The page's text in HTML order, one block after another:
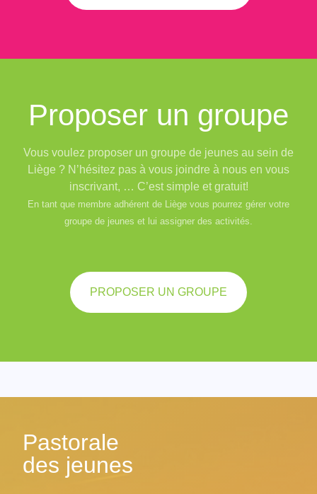
Proposer un groupe
Vous voulez proposer un groupe de jeunes au sein de
Liège ? N’hésitez pas à vous joindre à nous en vous
inscrivant, … C’est simple et gratuit!
En tant que membre adhérent de Liège vous pourrez gérer votre
groupe de jeunes et lui assigner des activités.
PROPOSER UN GROUPE
Pastorale
des jeunes